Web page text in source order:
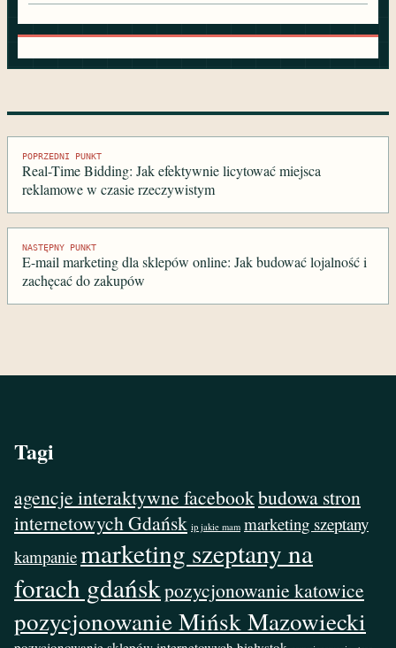
Nawigacja
wpisu
POPRZEDNI PUNKT
Real-Time Bidding: Jak efektywnie licytować miejsca
reklamowe w czasie rzeczywistym
NASTĘPNY PUNKT
E-mail marketing dla sklepów online: Jak budować lojalność i
zachęcać do zakupów
Tagi
agencje interaktywne facebookbudowa stron
internetowych Gdańsk ip jakie mam marketing szeptany
kampaniemarketing szeptany na
forach gdańskpozycjonowanie katowice
pozycjonowanie Mińsk Mazowiecki